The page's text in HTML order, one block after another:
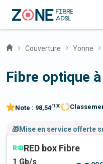
Couverture Yonne
Fibre optique
Note : 98,54/100
🎁Mise en service offerte
RED box Fibre
1 Gb/s